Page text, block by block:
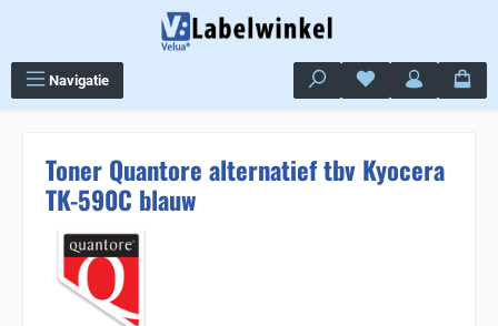
Navigatie Je hebt 0 items op
Toner Quantore alternatief tbv Kyocera
TK-590C blauw